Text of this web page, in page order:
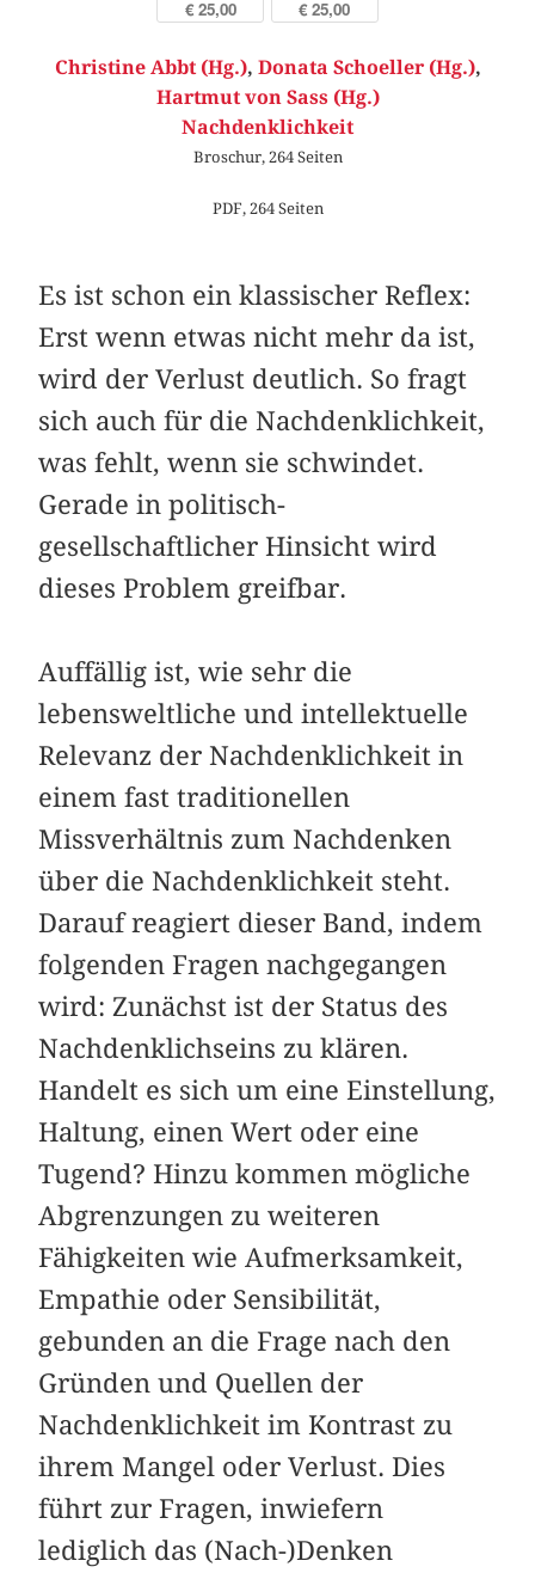
€ 25,00 € 25,00
Christine Abbt (Hg.), Donata Schoeller (Hg.),
Hartmut von Sass (Hg.)
Nachdenklichkeit
Broschur, 264 Seiten
PDF, 264 Seiten
Es ist schon ein klassischer Reflex:
Erst wenn etwas nicht mehr da ist,
wird der Verlust deutlich. So fragt
sich auch für die Nachdenklichkeit,
was fehlt, wenn sie schwindet.
Gerade in politisch-
gesellschaftlicher Hinsicht wird
dieses Problem greifbar.
Auffällig ist, wie sehr die
lebensweltliche und intellektuelle
Relevanz der Nachdenklichkeit in
einem fast traditionellen
Missverhältnis zum Nachdenken
über die Nachdenklichkeit steht.
Darauf reagiert dieser Band, indem
folgenden Fragen nachgegangen
wird: Zunächst ist der Status des
Nachdenklichseins zu klären.
Handelt es sich um eine Einstellung,
Haltung, einen Wert oder eine
Tugend? Hinzu kommen mögliche
Abgrenzungen zu weiteren
Fähigkeiten wie Aufmerksamkeit,
Empathie oder Sensibilität,
gebunden an die Frage nach den
Gründen und Quellen der
Nachdenklichkeit im Kontrast zu
ihrem Mangel oder Verlust. Dies
führt zur Fragen, inwiefern
lediglich das (Nach-)Denken